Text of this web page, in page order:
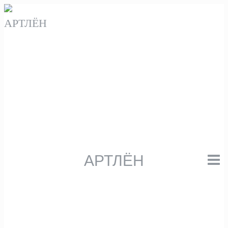
Перейти
АРТЛЁН